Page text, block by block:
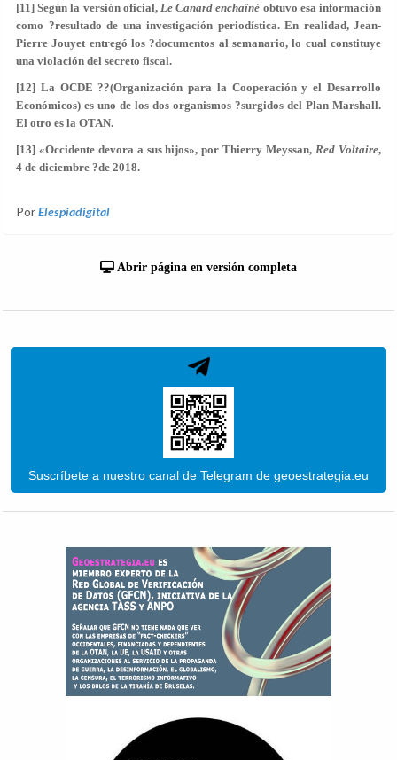
[11] Según la versión oficial, Le Canard enchaîné obtuvo esa información
como ?resultado de una investigación periodística. En realidad, Jean-
Pierre Jouyet entregó los ?documentos al semanario, lo cual constituye
una violación del secreto fiscal.
[12] La OCDE ??(Organización para la Cooperación y el Desarrollo
Económicos) es uno de los dos organismos ?surgidos del Plan Marshall.
El otro es la OTAN.
[13] «Occidente devora a sus hijos», por Thierry Meyssan,Red Voltaire,
4 de diciembre ?de 2018.
PorElespiadigital
Abrir página en versión completa
Suscríbete a nuestro canal de Telegram de geoestrategia.eu